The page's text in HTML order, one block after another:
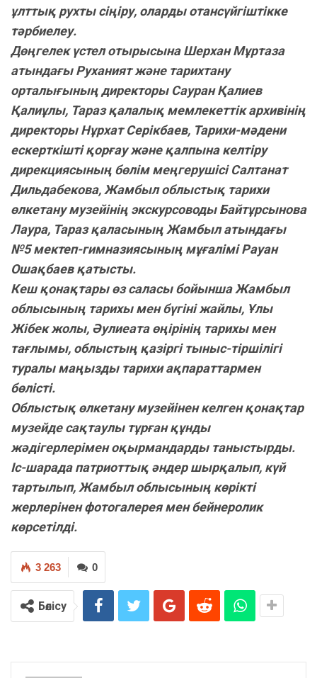
ұлттық рухты сіңіру, оларды отансүйгіштікке
тәрбиелеу.
Дөңгелек үстел отырысына Шерхан Мұртаза
атындағы Руханият және тарихтану
орталығының директоры Сауран Қалиев
Қалиұлы, Тараз қалалық мемлекеттік архивінің
директоры Нұрхат Серікбаев, Тарихи-мәдени
ескерткішті қорғау және қалпына келтіру
дирекциясының бөлім меңгерушісі Салтанат
Дильдабекова, Жамбыл облыстық тарихи
өлкетану музейінің экскурсоводы Байтұрсынова
Лаура, Тараз қаласының Жамбыл атындағы
№5 мектеп-гимназиясының мұғалімі Рауан
Ошақбаев қатысты.
Кеш қонақтары өз саласы бойынша Жамбыл
облысының тарихы мен бүгіні жайлы, Ұлы
Жібек жолы, Әулиеата өңірінің тарихы мен
тағлымы, облыстың қазіргі тыныс-тіршілігі
туралы маңызды тарихи ақпараттармен
бөлісті.
Облыстық өлкетану музейінен келген қонақтар
музейде сақтаулы тұрған құнды
жәдігерлерімен оқырмандарды таныстырды.
Іс-шарада патриоттық әндер шырқалып, күй
тартылып, Жамбыл облысының көрікті
жерлерінен фотогалерея мен бейнеролик
көрсетілді.
0
3 263
Бөлісу